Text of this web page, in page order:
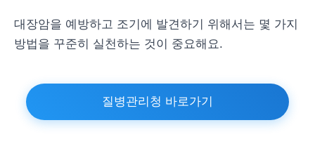
대장암을 예방하고 조기에 발견하기 위해서는 몇 가지
방법을 꾸준히 실천하는 것이 중요해요.
질병관리청 바로가기